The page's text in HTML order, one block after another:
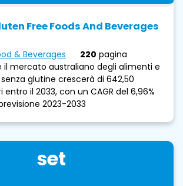
Free Foods And Beverages
& Beverages 220 pagina
il mercato australiano degli alimenti e
glutine crescerà di 642,50
entro il 2033, con un CAGR del 6,96%
2023-2033
set